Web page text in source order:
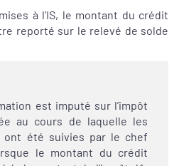
à l’IS, le montant du crédit
reporté sur le relevé de solde
est imputé sur l’impôt
au cours de laquelle les
ont été suivies par le chef
le montant du crédit